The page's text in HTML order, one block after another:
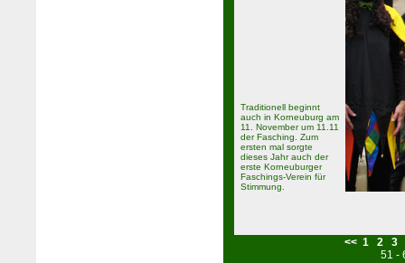
Traditionell beginnt
auch in Korneuburg am
11. November um 11.11
der Fasching. Zum
ersten mal sorgte
dieses Jahr auch der
erste Korneuburger
Faschings-Verein für
Stimmung.
<< 1 2
3
51 -